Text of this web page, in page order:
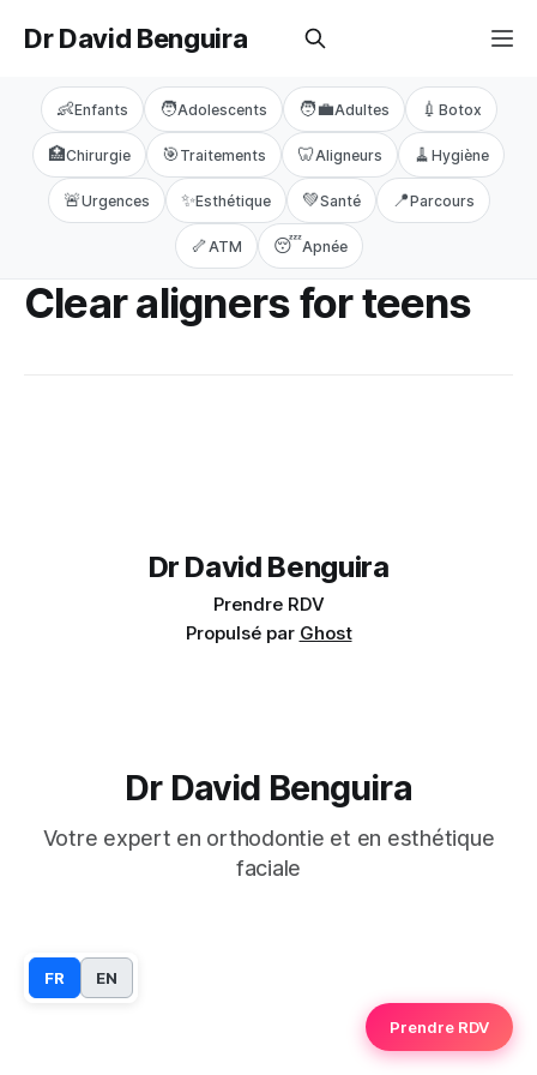
Dr David Benguira
👶Enfants 🧑Adolescents 🧑‍💼Adultes 💉 Botox
🏥Chirurgie 🎯 Traitements 🦷 Aligneurs 🧹 Hygiène
🚨Urgences ✨Esthétique 💚Santé 📍Parcours
🦴 ATM 😴Apnée
Clear aligners for teens
Dr David Benguira
Prendre RDV
Propulsé par Ghost
Dr David Benguira
Votre expert en orthodontie et en esthétique
faciale
FR EN
Prendre RDV